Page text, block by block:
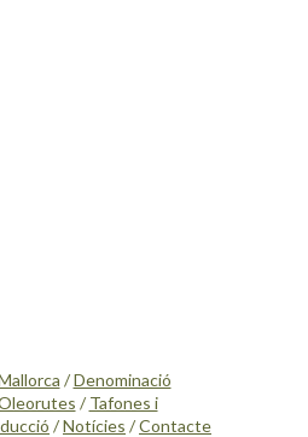
/Denominació
/ Tafones i
/Notícies /Contacte